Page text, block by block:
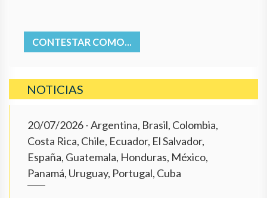
CONTESTAR COMO...
NOTICIAS
20/07/2026- Argentina, Brasil, Colombia,
Costa Rica, Chile, Ecuador, El Salvador,
España, Guatemala, Honduras, México,
Panamá, Uruguay, Portugal, Cuba